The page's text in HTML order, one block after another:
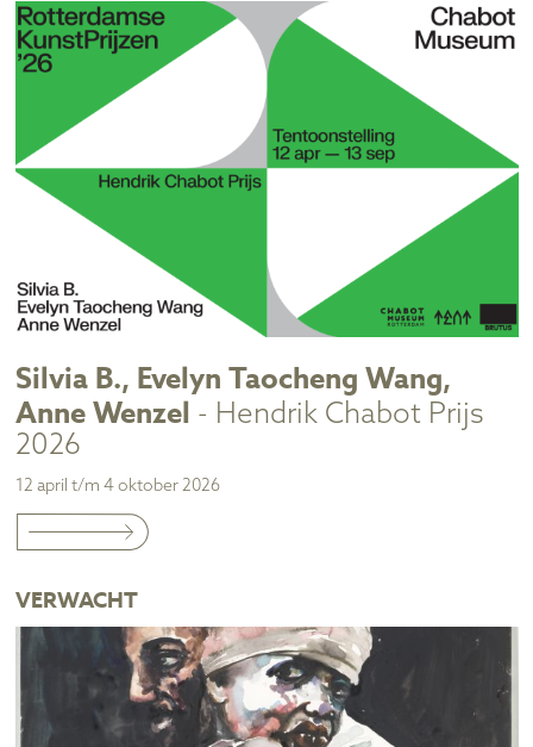
Silvia B., Evelyn Taocheng Wang,
Anne Wenzel - Hendrik Chabot Prijs
2026
12 april t/m 4 oktober 2026
VERWACHT